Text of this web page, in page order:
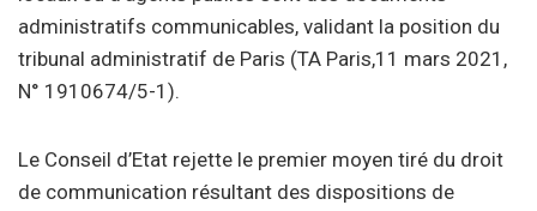
administratifs communicables, validant la position du
tribunal administratif de Paris (TA Paris,11 mars 2021,
N° 1910674/5-1).
Le Conseil d’Etat rejette le premier moyen tiré du droit
de communication résultant des dispositions de